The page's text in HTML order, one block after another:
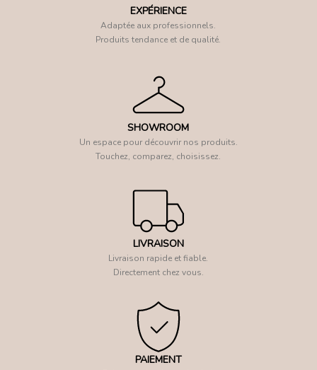
EXPÉRIENCE
Adaptée aux professionnels.
Produits tendance et de qualité.
SHOWROOM
Un espace pour découvrir nos produits.
Touchez, comparez, choisissez.
LIVRAISON
Livraison rapide et fiable.
Directement chez vous.
PAIEMENT